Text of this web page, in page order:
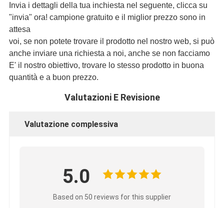
Invia i dettagli della tua inchiesta nel seguente, clicca su
"invia" ora! campione gratuito e il miglior prezzo sono in
attesa
voi, se non potete trovare il prodotto nel nostro web, si può
anche inviare una richiesta a noi, anche se non facciamo
E' il nostro obiettivo, trovare lo stesso prodotto in buona
quantità e a buon prezzo.
Valutazioni E Revisione
Valutazione complessiva
5.0
Based on 50 reviews for this supplier